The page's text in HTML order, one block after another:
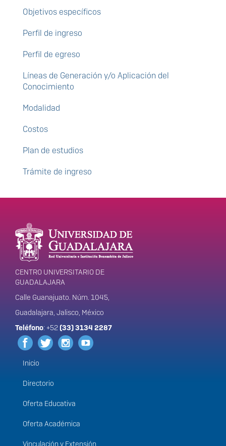
Objetivos específicos
Perfil de ingreso
Perfil de egreso
Líneas de Generación y/o Aplicación del
Conocimiento
Modalidad
Costos
Plan de estudios
Trámite de ingreso
Enlaces de interés
Información del
portal
CENTRO UNIVERSITARIO DE
GUADALAJARA
Calle Guanajuato. Núm. 1045,
Guadalajara, Jalisco, México
Teléfono: +52(33) 3134 2287
Menú
principal
Inicio
Directorio
Oferta Educativa
Oferta Académica
Vinculación y Extensión